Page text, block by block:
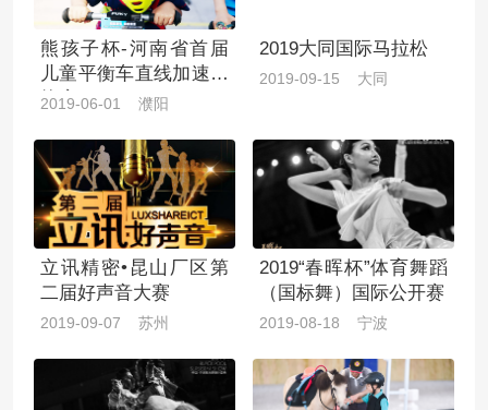
熊孩子杯-河南省首届
儿童平衡车直线加速对
抗赛
2019-06-01 濮阳
2019大同国际马拉松
2019-09-15 大同
立讯精密•昆山厂区第
二届好声音大赛
2019-09-07 苏州
2019“春晖杯”体育舞蹈
（国标舞）国际公开赛
2019-08-18 宁波